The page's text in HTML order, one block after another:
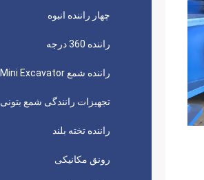
چهار راننده انبوه
راننده 360 درجه
راننده شمع Mini Excavator
تجهیزات رانندگی شمع بتونی
راننده تخته بلند
رونق مکانیکی